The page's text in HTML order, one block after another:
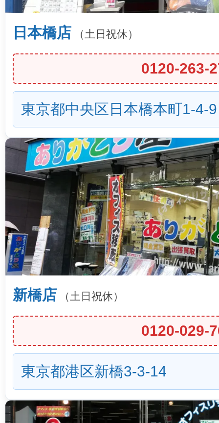
日本橋店 （土日祝休）
0120-263-
東京都中央区日本橋本町1-4-9
新橋店 （土日祝休）
0120-029-
東京都港区新橋3-3-14